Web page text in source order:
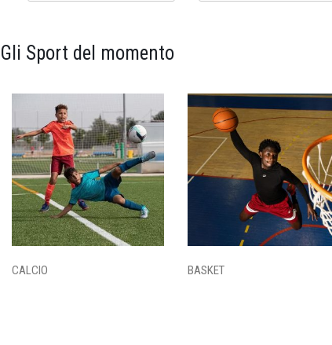
Gli Sport del momento
CALCIO BASKET